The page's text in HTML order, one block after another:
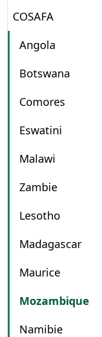
COSAFA
Angola
Botswana
Comores
Eswatini
Malawi
Zambie
Lesotho
Madagascar
Maurice
Mozambique
Namibie